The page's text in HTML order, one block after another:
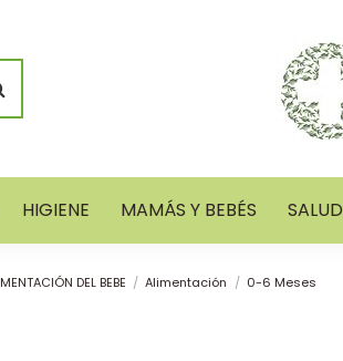
HIGIENE MAMÁS Y BEBÉS SALUD
DEL BEBE Alimentación 0-6 Meses